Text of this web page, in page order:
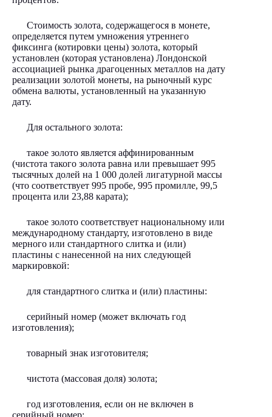
Стоимость золота, содержащегося в монете,
определяется путем умножения утреннего
фиксинга (котировки цены) золота, который
установлен (которая установлена) Лондонской
ассоциацией рынка драгоценных металлов на дату
реализации золотой монеты, на рыночный курс
обмена валюты, установленный на указанную
дату.
Для остального золота:
такое золото является аффинированным
(чистота такого золота равна или превышает 995
тысячных долей на 1 000 долей лигатурной массы
(что соответствует 995 пробе, 995 промилле, 99,5
процента или 23,88 карата);
такое золото соответствует национальному или
международному стандарту, изготовлено в виде
мерного или стандартного слитка и (или)
пластины с нанесенной на них следующей
маркировкой:
для стандартного слитка и (или) пластины:
серийный номер (может включать год
изготовления);
товарный знак изготовителя;
чистота (массовая доля) золота;
год изготовления, если он не включен в
серийный номер;